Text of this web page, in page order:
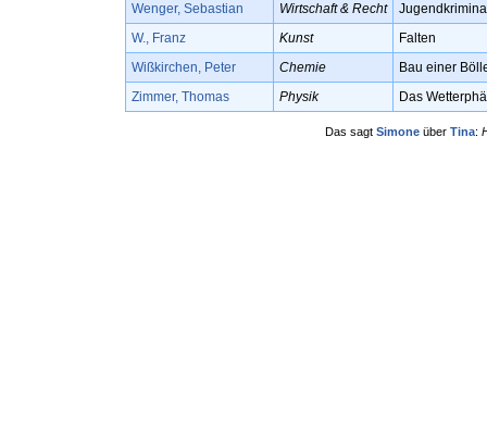
Wenger, Sebastian
Wirtschaft & Recht
W., Franz
Kunst
Falten
Wißkirchen, Peter
Chemie
Bau einer
Zimmer, Thomas
Physik Das
Das sagt Simone über Tina: